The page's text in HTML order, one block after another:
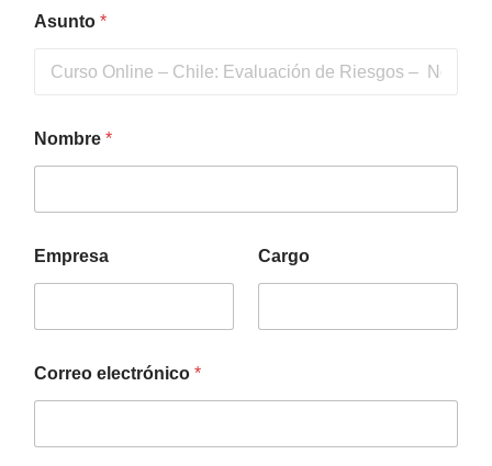
Asunto *
Nombre *
Empresa Cargo
Correo electrónico *